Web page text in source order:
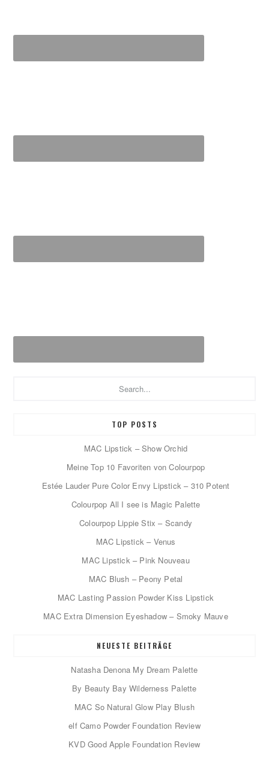
TOP POSTS
MAC Lipstick – Show Orchid
Meine Top 10 Favoriten von Colourpop
Estée Lauder Pure Color Envy Lipstick – 310 Potent
Colourpop All I see is Magic Palette
Colourpop Lippie Stix – Scandy
MAC Lipstick – Venus
MAC Lipstick – Pink Nouveau
MAC Blush – Peony Petal
MAC Lasting Passion Powder Kiss Lipstick
MAC Extra Dimension Eyeshadow – Smoky Mauve
NEUESTE BEITRÄGE
Natasha Denona My Dream Palette
By Beauty Bay Wilderness Palette
MAC So Natural Glow Play Blush
elf Camo Powder Foundation Review
KVD Good Apple Foundation Review